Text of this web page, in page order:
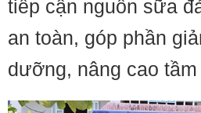
tiếp cận nguồn sữa
an toàn, góp phần
dưỡng, nâng cao